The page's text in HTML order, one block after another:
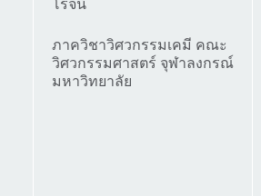
โรจน์
ภาควิชาวิศวกรรมเคมี คณะ
วิศวกรรมศาสตร์ จุฬาลงกรณ์
มหาวิทยาลัย